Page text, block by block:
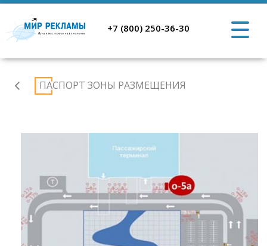
+7 (800) 250-36-30
Аэропорт
Ростов-
ПАСПОРТ ЗОНЫ РАЗМЕЩЕНИЯ